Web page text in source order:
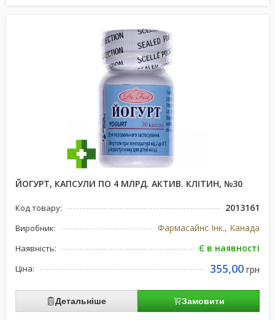
ЙОГУРТ, КАПСУЛИ ПО 4 МЛРД. АКТИВ. КЛІТИН, №30
Код товару: 2013161
Виробник: Фармасайнс Інк., Канада
Наявність: Є в наявності
Ціна: 355,00 грн
Детальніше Замовити